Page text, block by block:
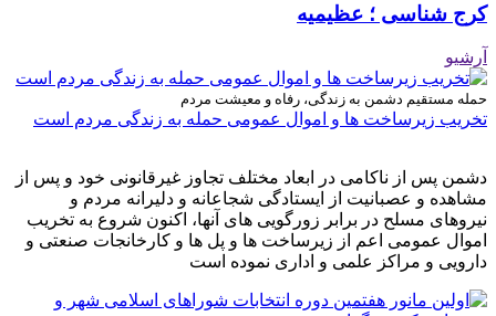
کرج شناسی ؛ عظیمیه
آرشیو
حمله مستقیم دشمن به زندگی، رفاه و معیشت مردم
تخریب زیرساخت ها و اموال عمومی حمله به زندگی مردم است
دشمن پس از ناکامی در ابعاد مختلف تجاوز غیرقانونی خود و پس از
مشاهده و عصبانیت از ایستادگی شجاعانه و دلیرانه مردم و
نیروهای مسلح در برابر زورگویی های آنها، اکنون شروع به تخریب
اموال عمومی اعم از زیرساخت ها و پل ها و کارخانجات صنعتی و
دارویی و مراکز علمی و اداری نموده است